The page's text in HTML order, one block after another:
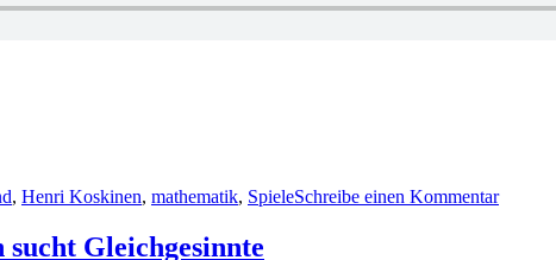
, Henri Koskinen, mathematik, SpieleSchreibe einen KommentarAntti
Gleichgesinnte